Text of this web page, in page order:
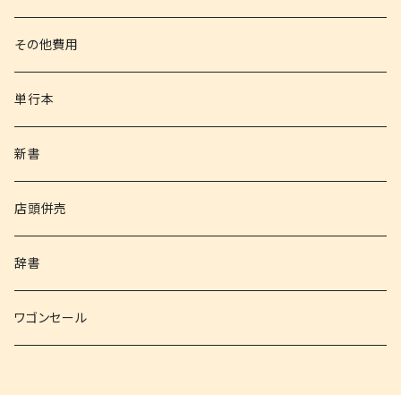
その他書籍
書籍以外
その他費用
単行本
新書
店頭併売
辞書
ワゴンセール